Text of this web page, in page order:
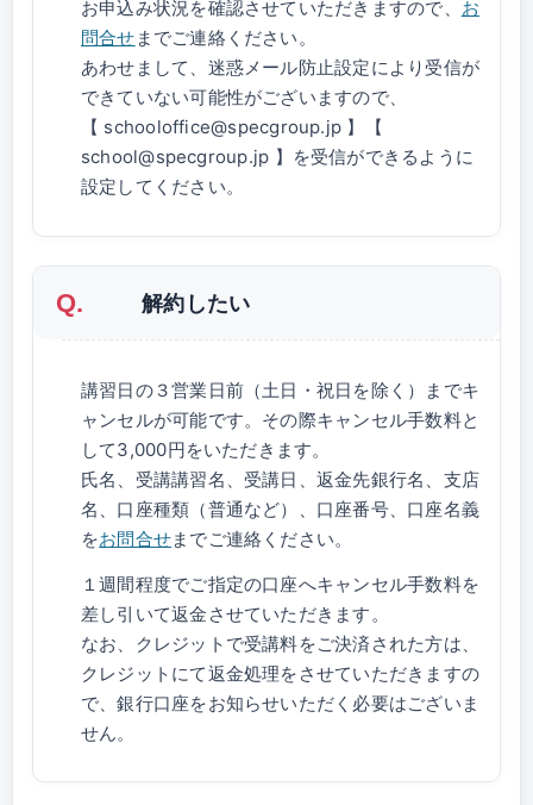
お申込み状況を確認させていただきますので、 お
問合せ までご連絡ください。
あわせまして、迷惑メール防止設定により受信が
できていない可能性がございますので、
【 schooloffice@specgroup.jp 】【
school@specgroup.jp 】を受信ができるように
設定してください。
解約したい
講習日の３営業日前（土日・祝日を除く）までキ
ャンセルが可能です。その際キャンセル手数料と
して3,000円をいただきます。
氏名、受講講習名、受講日、返金先銀行名、支店
名、口座種類（普通など）、口座番号、口座名義
をお問合せまでご連絡ください。
１週間程度でご指定の口座へキャンセル手数料を
差し引いて返金させていただきます。
なお、クレジットで受講料をご決済された方は、
クレジットにて返金処理をさせていただきますの
で、銀行口座をお知らせいただく必要はございま
せん。